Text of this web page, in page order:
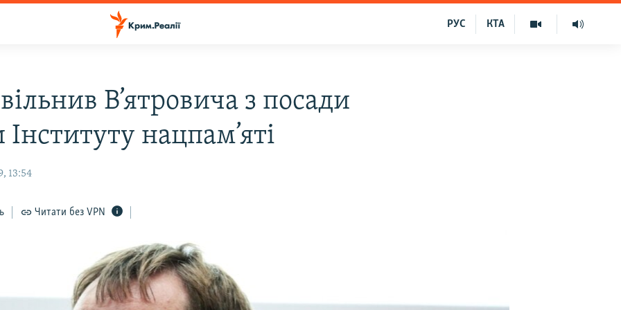
КТА
РУС
В’ятровича з посади
Інституту нацпам’яті
13:54
Читати без VPN